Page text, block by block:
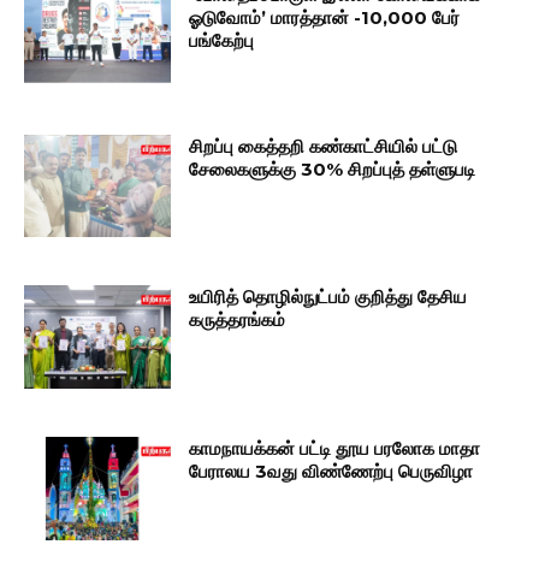
ஓடுவோம்’ மாரத்தான் -10,000 பேர்
பங்கேற்பு
சிறப்பு கைத்தறி கண்காட்சியில் பட்டு
சேலைகளுக்கு 30% சிறப்புத் தள்ளுபடி
உயிரித் தொழில்நுட்பம் குறித்து தேசிய
கருத்தரங்கம்
காமநாயக்கன் பட்டி தூய பரலோக மாதா
பேராலய 3வது விண்ணேற்பு பெருவிழா